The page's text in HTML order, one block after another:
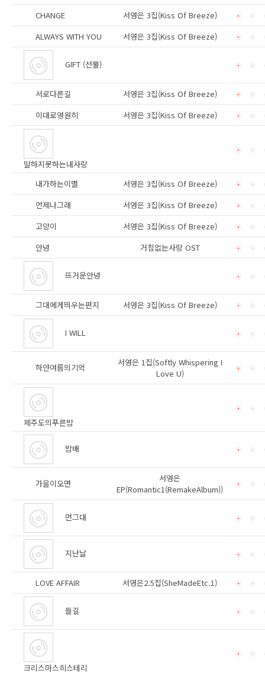
CHANGE
서영은 3집(Kiss Of Breeze)
ALWAYS WITH YOU
서영은 3집(Kiss Of Breeze)
GIFT (선물)
서로다른길
서영은 3집(Kiss Of Breeze)
이대로영원히
서영은 3집(Kiss Of Breeze)
말하지못하는내사랑
내가하는이별
서영은 3집(Kiss Of Breeze)
언제나그래
서영은 3집(Kiss Of Breeze)
고양이
서영은 3집(Kiss Of Breeze)
안녕
거침없는사랑 OST
뜨거운안녕
그대에게띄우는편지 서영은 3집(Kiss Of Breeze)
I WILL
하얀여름의기억
서영은 1집(Softly Whispering I
Love U)
제주도의푸른밤
밤배
가을이오면
서영은
EP(Romantic1(RemakeAlbum))
먼그대
지난날
LOVE AFFAIR 서영은2.5집(SheMadeEtc.1)
들길
크리스마스히스테리